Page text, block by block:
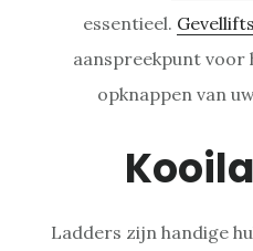
essentieel.
aanspreekpunt voor
opknappen van
Ladders zijn handige